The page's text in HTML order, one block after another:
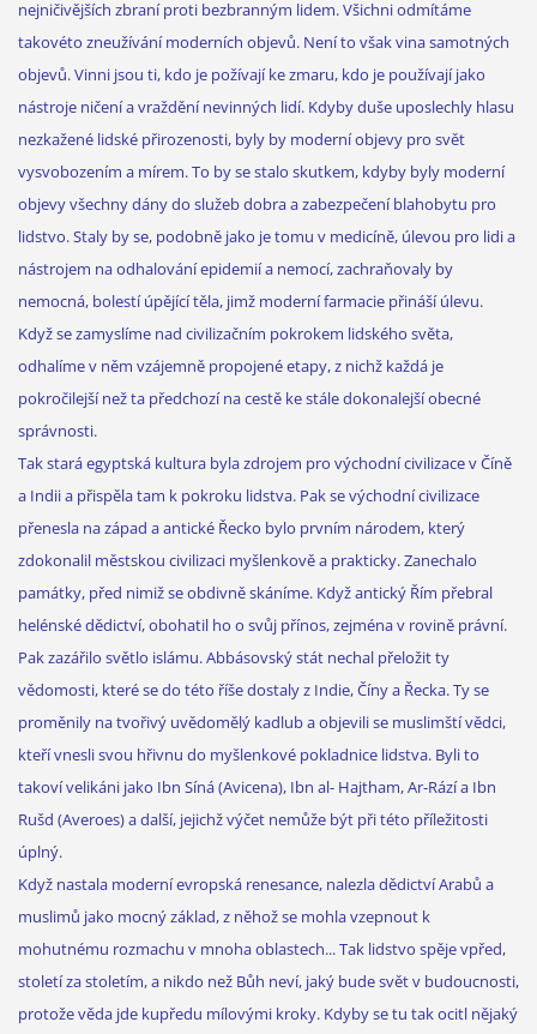
nejničivějších zbraní proti bezbranným lidem. Všichni odmítáme
takovéto zneužívání moderních objevů. Není to však vina samotných
objevů. Vinni jsou ti, kdo je požívají ke zmaru, kdo je používají jako
nástroje ničení a vraždění nevinných lidí. Kdyby duše uposlechly hlasu
nezkažené lidské přirozenosti, byly by moderní objevy pro svět
vysvobozením a mírem. To by se stalo skutkem, kdyby byly moderní
objevy všechny dány do služeb dobra a zabezpečení blahobytu pro
lidstvo. Staly by se, podobně jako je tomu v medicíně, úlevou pro lidi a
nástrojem na odhalování epidemií a nemocí, zachraňovaly by
nemocná, bolestí úpějící těla, jimž moderní farmacie přináší úlevu.
Když se zamyslíme nad civilizačním pokrokem lidského světa,
odhalíme v něm vzájemně propojené etapy, z nichž každá je
pokročilejší než ta předchozí na cestě ke stále dokonalejší obecné
správnosti.
Tak stará egyptská kultura byla zdrojem pro východní civilizace v Číně
a Indii a přispěla tam k pokroku lidstva. Pak se východní civilizace
přenesla na západ a antické Řecko bylo prvním národem, který
zdokonalil městskou civilizaci myšlenkově a prakticky. Zanechalo
památky, před nimiž se obdivně skáníme. Když antický Řím přebral
helénské dědictví, obohatil ho o svůj přínos, zejména v rovině právní.
Pak zazářilo světlo islámu. Abbásovský stát nechal přeložit ty
vědomosti, které se do této říše dostaly z Indie, Číny a Řecka. Ty se
proměnily na tvořivý uvědomělý kadlub a objevili se muslimští vědci,
kteří vnesli svou hřivnu do myšlenkové pokladnice lidstva. Byli to
takoví velikáni jako Ibn Síná (Avicena), Ibn al- Hajtham, Ar-Rází a Ibn
Rušd (Averoes) a další, jejichž výčet nemůže být při této příležitosti
úplný.
Když nastala moderní evropská renesance, nalezla dědictví Arabů a
muslimů jako mocný základ, z něhož se mohla vzepnout k
mohutnému rozmachu v mnoha oblastech... Tak lidstvo spěje vpřed,
století za stoletím, a nikdo než Bůh neví, jaký bude svět v budoucnosti,
protože věda jde kupředu mílovými kroky. Kdyby se tu tak ocitl nějaký